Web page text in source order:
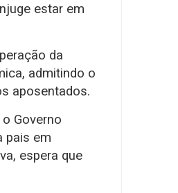
estar em
da
admitindo o
aposentados.
Governo
pais em
espera que